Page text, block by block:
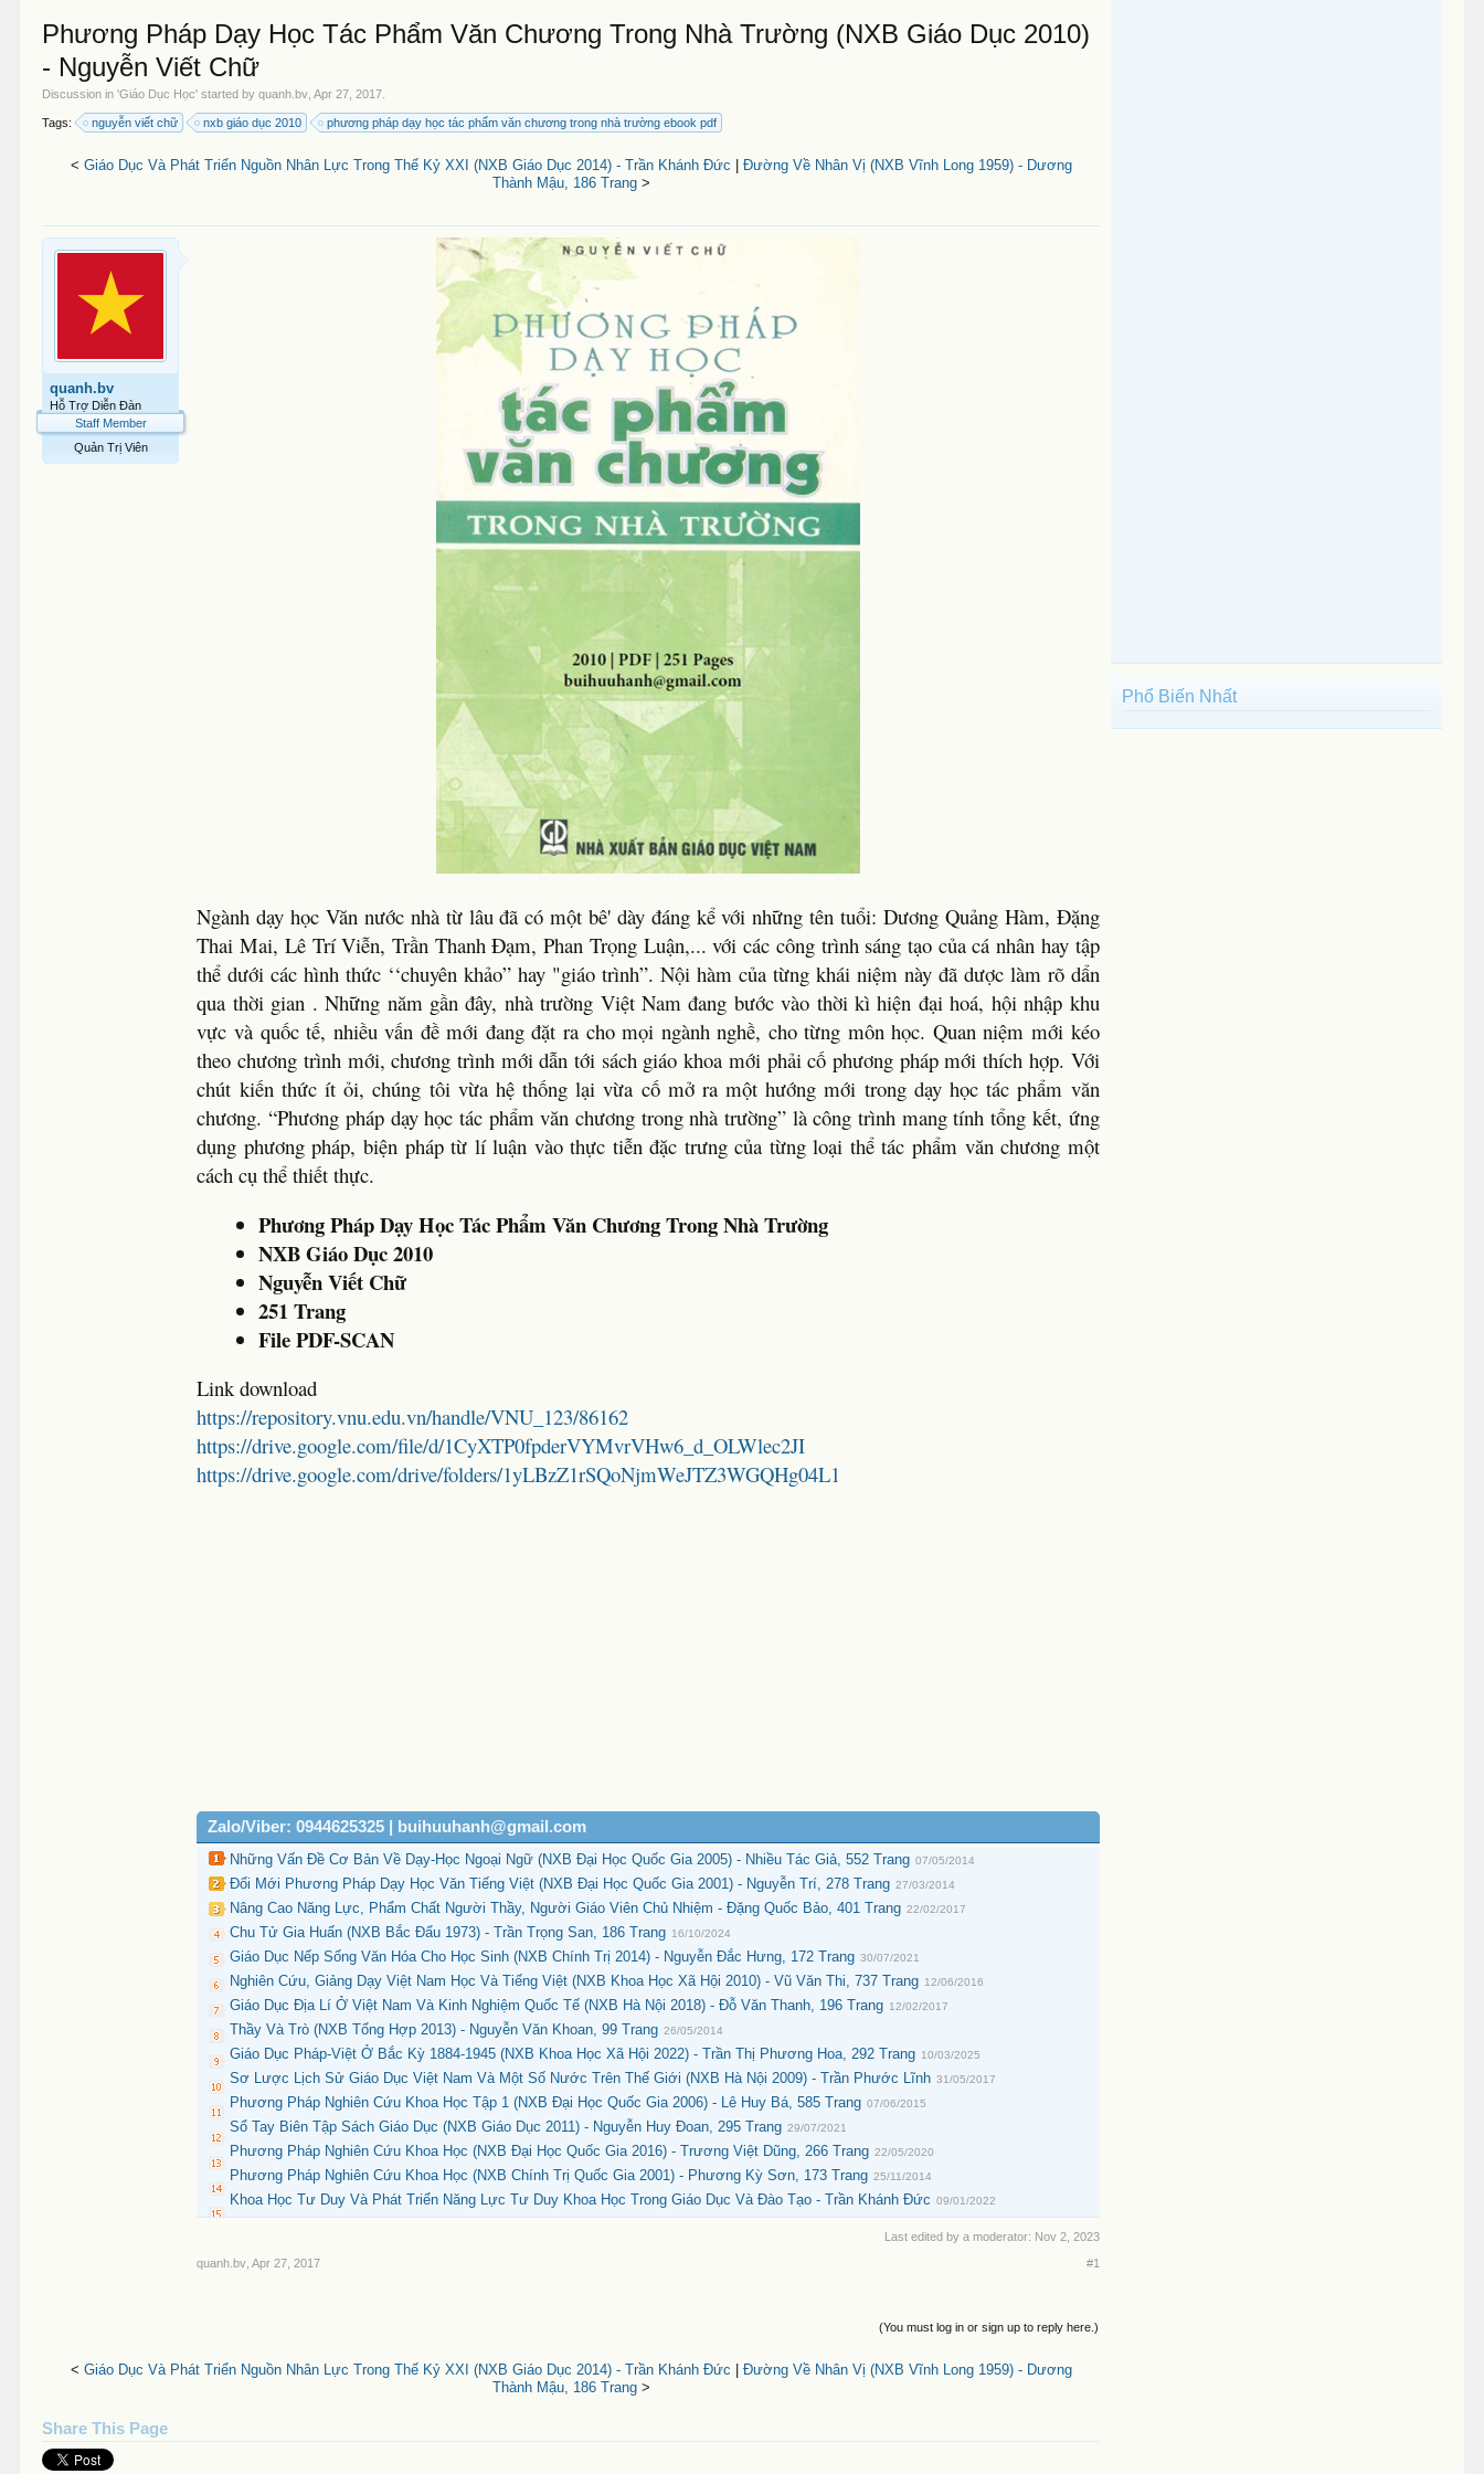
Phương Pháp Dạy Học Tác Phẩm Văn Chương Trong Nhà Trường (NXB Giáo Dục 2010)
- Nguyễn Viết Chữ
Discussion in 'Giáo Dục Học' started byquanh.bv ,Apr 27, 2017
Tags: nguyễn viết chữ nxb giáo dục 2010 phương pháp dạy học tác phẩm văn chương trong nhà trường ebook pdf
< Giáo Dục Và Phát Triển Nguồn Nhân Lực Trong Thế Kỷ XXI (NXB Giáo Dục 2014) - Trần Khánh Đức
Đường Về Nhân Vị (NXB Vĩnh Long 1959) - Dương
Thành Mậu, 186 Trang>
quanh.bv
Hỗ Trợ Diễn Đàn
Staff Member
Quản Trị Viên
Ngành dạy học Văn nước nhà từ lâu đã có một bê' dày đáng kể với những tên tuổi: Dương Quảng Hàm, Đặng
Thai Mai, Lê Trí Viễn, Trần Thanh Đạm, Phan Trọng Luận,... với các công trình sáng tạo của cá nhân hay tập
thể dưới các hình thức ‘‘chuyên khảo” hay "giáo trình”. Nội hàm của từng khái niệm này đã dược làm rõ dẩn
qua thời gian . Những năm gần đây, nhà trường Việt Nam đang bước vào thời kì hiện đại hoá, hội nhập khu
vực và quốc tế, nhiều vấn đề mới đang đặt ra cho mọi ngành nghề, cho từng môn học. Quan niệm mới kéo
theo chương trình mới, chương trình mới dẫn tới sách giáo khoa mới phải cố phương pháp mới thích hợp. Với
chút kiến thức ít ỏi, chúng tôi vừa hệ thống lại vừa cố mở ra một hướng mới trong dạy học tác phẩm văn
chương. “Phương pháp dạy học tác phẩm văn chương trong nhà trường” là công trình mang tính tổng kết, ứng
dụng phương pháp, biện pháp từ lí luận vào thực tiễn đặc trưng của từng loại thể tác phẩm văn chương một
cách cụ thể thiết thực.
Phương Pháp Dạy Học Tác Phẩm Văn Chương Trong Nhà Trường
NXB Giáo Dục 2010
Nguyễn Viết Chữ
251 Trang
File PDF-SCAN
Link download
https://repository.vnu.edu.vn/handle/VNU_123/86162
https://drive.google.com/file/d/1CyXTP0fpderVYMvrVHw6_d_OLWlec2JI
https://drive.google.com/drive/folders/1yLBzZ1rSQoNjmWeJTZ3WGQHg04L1
Zalo/Viber: 0944625325 | buihuuhanh@gmail.com
Những Vấn Đề Cơ Bản Về Dạy-Học Ngoại Ngữ (NXB Đại Học Quốc Gia 2005) - Nhiều Tác Giả, 552 Trang 07/05/2014
Đổi Mới Phương Pháp Dạy Học Văn Tiếng Việt (NXB Đại Học Quốc Gia 2001) - Nguyễn Trí, 278 Trang 27/03/2014
Nâng Cao Năng Lực, Phẩm Chất Người Thầy, Người Giáo Viên Chủ Nhiệm - Đặng Quốc Bảo, 401 Trang 22/02/2017
Chu Tử Gia Huấn (NXB Bắc Đẩu 1973) - Trần Trọng San, 186 Trang 16/10/2024
Giáo Dục Nếp Sống Văn Hóa Cho Học Sinh (NXB Chính Trị 2014) - Nguyễn Đắc Hưng, 172 Trang 30/07/2021
Nghiên Cứu, Giảng Dạy Việt Nam Học Và Tiếng Việt (NXB Khoa Học Xã Hội 2010) - Vũ Văn Thi, 737 Trang 12/06/2016
Giáo Dục Địa Lí Ở Việt Nam Và Kinh Nghiệm Quốc Tế (NXB Hà Nội 2018) - Đỗ Văn Thanh, 196 Trang 12/02/2017
Thầy Và Trò (NXB Tổng Hợp 2013) - Nguyễn Văn Khoan, 99 Trang 26/05/2014
Giáo Dục Pháp-Việt Ở Bắc Kỳ 1884-1945 (NXB Khoa Học Xã Hội 2022) - Trần Thị Phương Hoa, 292 Trang 10/03/2025
Sơ Lược Lịch Sử Giáo Dục Việt Nam Và Một Số Nước Trên Thế Giới (NXB Hà Nội 2009) - Trần Phước Lĩnh 31/05/2017
Phương Pháp Nghiên Cứu Khoa Học Tập 1 (NXB Đại Học Quốc Gia 2006) - Lê Huy Bá, 585 Trang 07/06/2015
Sổ Tay Biên Tập Sách Giáo Dục (NXB Giáo Dục 2011) - Nguyễn Huy Đoan, 295 Trang 29/07/2021
Phương Pháp Nghiên Cứu Khoa Học (NXB Đại Học Quốc Gia 2016) - Trương Việt Dũng, 266 Trang 22/05/2020
Phương Pháp Nghiên Cứu Khoa Học (NXB Chính Trị Quốc Gia 2001) - Phương Kỳ Sơn, 173 Trang 25/11/2014
Khoa Học Tư Duy Và Phát Triển Năng Lực Tư Duy Khoa Học Trong Giáo Dục Và Đào Tạo - Trần Khánh Đức 09/01/2022
Last edited by a moderator: Nov 2, 2023
quanh.bv Apr 27, 2017 #1
(You must log in or sign up to reply here.)
< Giáo Dục Và Phát Triển Nguồn Nhân Lực Trong Thế Kỷ XXI (NXB Giáo Dục 2014) - Trần Khánh Đức
Đường Về Nhân Vị (NXB Vĩnh Long 1959) - Dương
Thành Mậu, 186 Trang>
Share This Page
Phổ Biến Nhất